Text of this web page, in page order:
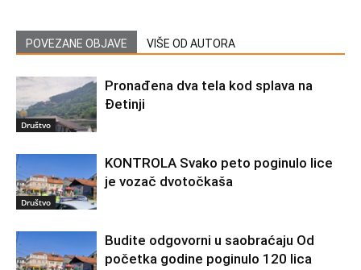
POVEZANE OBJAVE VIŠE OD AUTORA
Društvo
Pronađena dva tela kod splava na
Đetinji
Društvo
KONTROLA Svako peto poginulo lice
je vozač dvotočkaša
Budite odgovorni u saobraćaju Od
početka godine poginulo 120 lica